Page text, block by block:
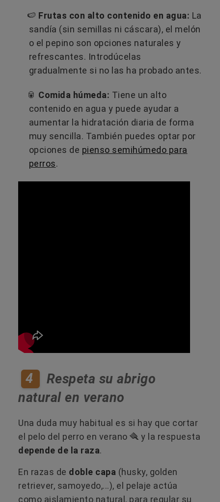
🍉 Frutas con alto contenido en agua: La
sandía (sin semillas ni cáscara), el melón
o el pepino son opciones naturales y
refrescantes. Introdúcelas
gradualmente si no las ha probado antes.
🥫 Comida húmeda: Tiene un alto
contenido en agua y puede ayudar a
aumentar la hidratación diaria de forma
muy sencilla. También puedes optar por
opciones de pienso semihúmedo para
perros.
4
Respeta su abrigo
natural en verano
Una duda muy habitual es si hay que cortar
el pelo del perro en verano 🪮 y la respuesta
depende de la raza.
En razas de doble capa (husky, golden
retriever, samoyedo,...), el pelaje actúa
como aislamiento natural, para regular su